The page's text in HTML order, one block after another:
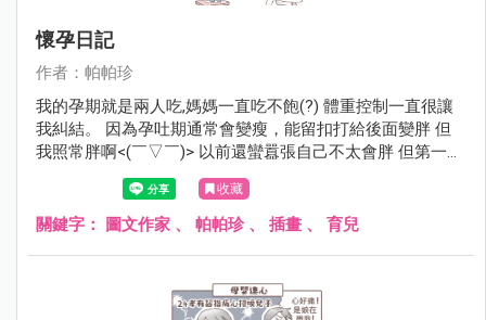
懷孕日記
作者：帕帕珍
我的孕期就是兩人吃,媽媽一直吃不飽(?) 體重控制一直很讓
我糾結。 因為孕吐期通常會變瘦，能留扣打給後面變胖 但
我照常胖啊<(￣▽￣)> 以前還蠻囂張自己不太會胖 但第一次
紀錄46。18w我就52了。 通常建議整個孕期重10-14kg 剩
下的日子留給8kg，我開始沒保握勒（腋下冒汗 ) 最後我決定
轉念，嗯。 應該是第一次紀錄的體重被量太輕了吧～￣▽￣
收藏
關鍵字： 圖文作家 、 帕帕珍、 插畫 、 育兒